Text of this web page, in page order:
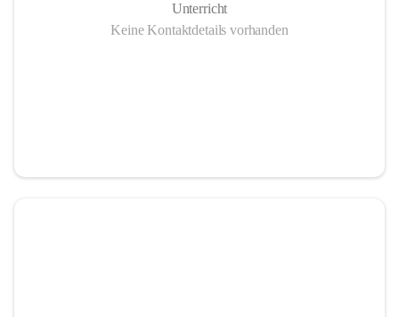
Unterricht
Keine Kontaktdetails vorhanden